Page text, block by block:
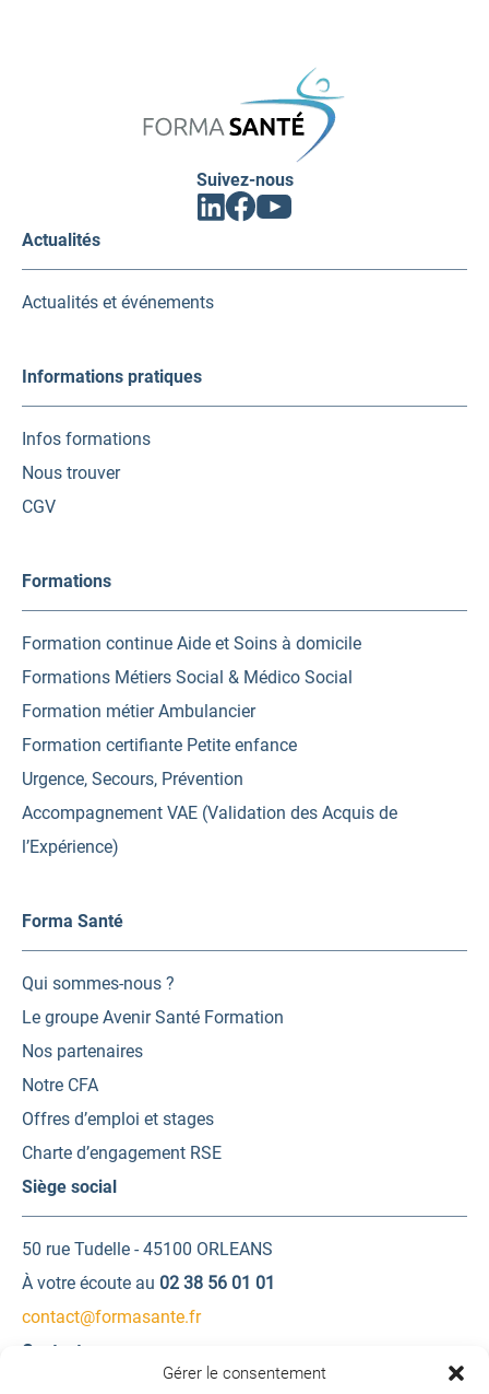
Gérer le consentement
Suivez-nous
Linkedin
(ouvrir
nouvel
Facebook
(ouvrir
nouvel
Youtube
(ouvrir
nouvel
Actualités
Actualités et événements
Informations pratiques
Infos formations
Nous trouver
CGV
Formations
Formation continue Aide et Soins à domicile
Formations Métiers Social & Médico Social
Formation métier Ambulancier
Formation certifiante Petite enfance
Urgence, Secours, Prévention
Accompagnement VAE (Validation des Acquis de
l’Expérience)
Forma Santé
Qui sommes-nous ?
Le groupe Avenir Santé Formation
Nos partenaires
Notre CFA
Offres d’emploi et stages
Charte d’engagement RSE
Siège social
50 rue Tudelle - 45100 ORLEANS
À votre écoute au 02 38 56 01 01
contact@formasante.fr
Contactez-nous